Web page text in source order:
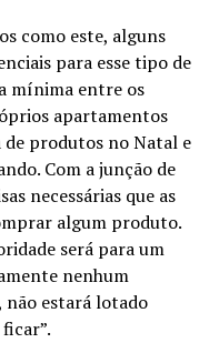
como este, alguns
para esse tipo de
mínima entre os
apartamentos
produtos no Natal e
Com a junção de
necessárias que as
algum produto.
será para um
nenhum
não estará lotado